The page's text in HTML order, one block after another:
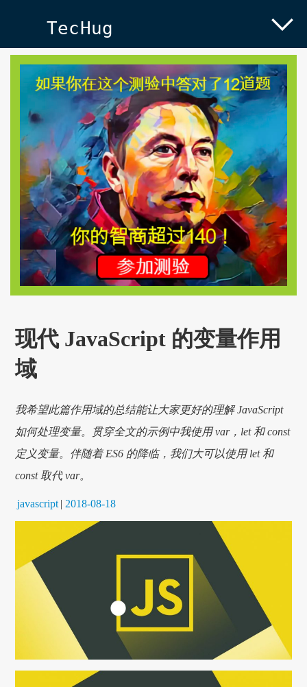
TecHug
现代 JavaScript 的变量作用
域
我希望此篇作用域的总结能让大家更好的理解 JavaScript
如何处理变量。贯穿全文的示例中我使用 var，let 和 const
定义变量。伴随着 ES6 的降临，我们大可以使用 let 和
const 取代 var。
javascript | 2018-08-18